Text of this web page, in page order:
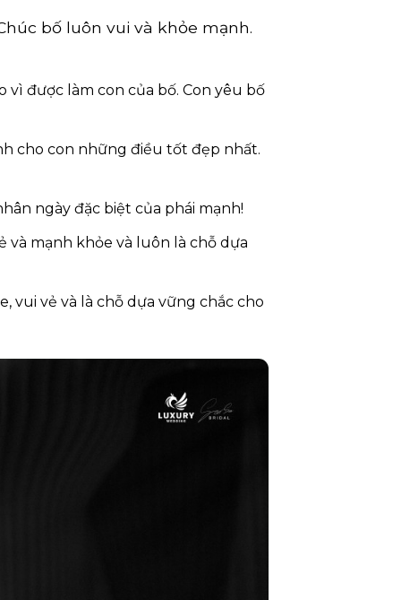
bố luôn vui và khỏe mạnh.
được làm con của bố. Con yêu bố
cho con những điều tốt đẹp nhất.
ngày đặc biệt của phái mạnh!
và mạnh khỏe và luôn là chỗ dựa
vui vẻ và là chỗ dựa vững chắc cho